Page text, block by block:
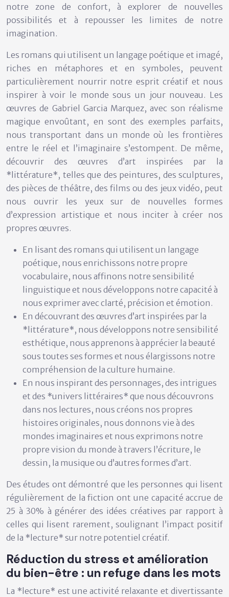
notre zone de confort, à explorer de nouvelles
possibilités et à repousser les limites de notre
imagination.
Les romans qui utilisent un langage poétique et imagé,
riches en métaphores et en symboles, peuvent
particulièrement nourrir notre esprit créatif et nous
inspirer à voir le monde sous un jour nouveau. Les
œuvres de Gabriel Garcia Marquez, avec son réalisme
magique envoûtant, en sont des exemples parfaits,
nous transportant dans un monde où les frontières
entre le réel et l’imaginaire s’estompent. De même,
découvrir des œuvres d’art inspirées par la
*littérature*, telles que des peintures, des sculptures,
des pièces de théâtre, des films ou des jeux vidéo, peut
nous ouvrir les yeux sur de nouvelles formes
d’expression artistique et nous inciter à créer nos
propres œuvres.
En lisant des romans qui utilisent un langage
poétique, nous enrichissons notre propre
vocabulaire, nous affinons notre sensibilité
linguistique et nous développons notre capacité à
nous exprimer avec clarté, précision et émotion.
En découvrant des œuvres d’art inspirées par la
*littérature*, nous développons notre sensibilité
esthétique, nous apprenons à apprécier la beauté
sous toutes ses formes et nous élargissons notre
compréhension de la culture humaine.
En nous inspirant des personnages, des intrigues
et des *univers littéraires* que nous découvrons
dans nos lectures, nous créons nos propres
histoires originales, nous donnons vie à des
mondes imaginaires et nous exprimons notre
propre vision du monde à travers l’écriture, le
dessin, la musique ou d’autres formes d’art.
Des études ont démontré que les personnes qui lisent
régulièrement de la fiction ont une capacité accrue de
25 à 30% à générer des idées créatives par rapport à
celles qui lisent rarement, soulignant l’impact positif
de la *lecture* sur notre potentiel créatif.
Réduction du stress et amélioration
du bien-être : un refuge dans les mots
La *lecture* est une activité relaxante et divertissante